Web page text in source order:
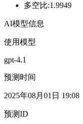
多空比:1.9949
AI模型信息
使用模型
gpt-4.1
预测时间
2025年08月01日 19:08
预测ID